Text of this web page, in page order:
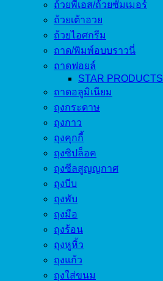
ถ้วยพีเอส/ถ้วยซัมเมอร์
ถ้วยเต้าอวย
ถ้วยไอศกรีม
ถาด/พิมพ์อบบราวนี่
ถาดฟอยล์
STAR PRODUCTS
ถาดอลูมิเนียม
ถุงกระดาษ
ถุงกาว
ถุงคุกกี้
ถุงซิปล็อค
ถุงซีลสูญญกาศ
ถุงบีบ
ถุงพับ
ถุงมือ
ถุงร้อน
ถุงหูหิ้ว
ถุงแก้ว
ถุงใส่ขนม